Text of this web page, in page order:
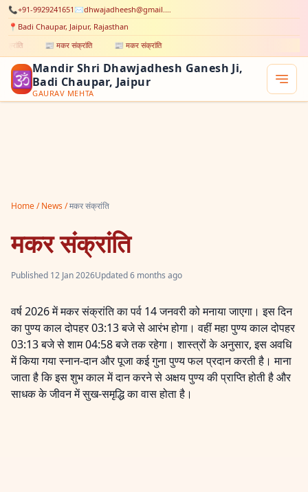
📞+91-9929241651 ✉️
dhwajadheesh@gmail.com
📍 Badi Chaupar, Jaipur, Rajasthan
📰 मकर संक्रांति 📰 मकर संक्रांति
🕉Mandir Shri Dhawjadhesh Ganesh Ji,
Badi Chaupar, Jaipur
GAURAV MEHTA
Home/News/मकर संक्रांति
मकर संक्रांति
Published 12 Jan 2026Updated 6 months ago
वर्ष 2026 में मकर संक्रांति का पर्व 14 जनवरी को मनाया जाएगा। इस दिन
का पुण्य काल दोपहर 03:13 बजे से आरंभ होगा। वहीं महा पुण्य काल दोपहर
03:13 बजे से शाम 04:58 बजे तक रहेगा। शास्त्रों के अनुसार, इस अवधि
में किया गया स्नान-दान और पूजा कई गुना पुण्य फल प्रदान करती है। माना
जाता है कि इस शुभ काल में दान करने से अक्षय पुण्य की प्राप्ति होती है और
साधक के जीवन में सुख-समृद्धि का वास होता है।